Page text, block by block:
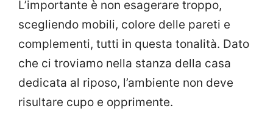
L’importante è non esagerare troppo,
scegliendo mobili, colore delle pareti e
complementi, tutti in questa tonalità. Dato
che ci troviamo nella stanza della casa
dedicata al riposo, l’ambiente non deve
risultare cupo e opprimente.